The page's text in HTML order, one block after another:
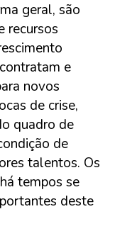
geral, são
recursos
e
novos
de crise,
quadro de
de
talentos. Os
tempos se
deste